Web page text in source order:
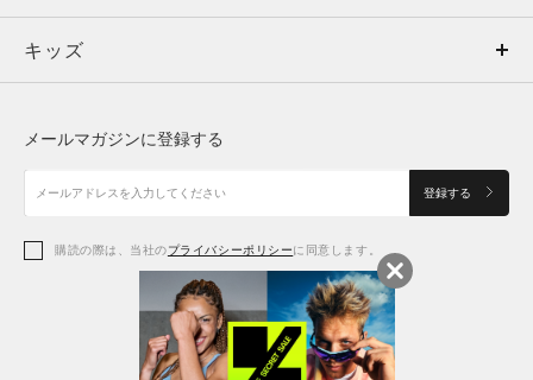
キッズ
アクセサリー
ボトムス
アクセサリー
トップス
シューズ
アクセサリー
キッズ
シューズ
メールマガジンに登録する
登録する
購読の際は、当社のプライバシーポリシーに同意します。